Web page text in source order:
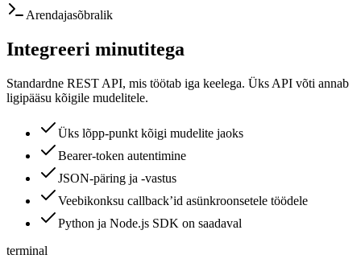
Arendajasõbralik
Integreeri minutitega
Standardne REST API, mis töötab iga keelega. Üks API võti annab
ligipääsu kõigile mudelitele.
Üks lõpp-punkt kõigi mudelite jaoks
Bearer-token autentimine
JSON-päring ja -vastus
Veebikonksu callback’id asünkroonsetele töödele
Python ja Node.js SDK on saadaval
terminal